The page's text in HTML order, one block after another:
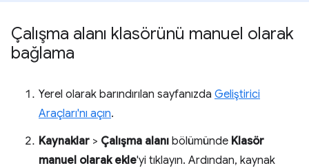
Çalışma alanı klasörünü manuel olarak
bağlama
Yerel olarak barındırılan sayfanızda Geliştirici
Araçları'nı açın.
Kaynaklar > Çalışma alanı bölümünde Klasör
manuel olarak ekle'yi tıklayın. Ardından, kaynak